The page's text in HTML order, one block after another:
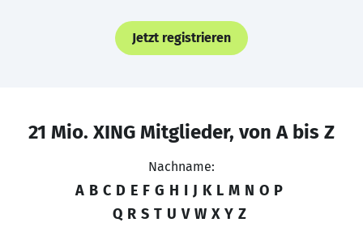
Jetzt registrieren
21 Mio. XING Mitglieder, von A bis Z
Nachname:
A B C D E F G H I J K L M N O P
Q R S T U V W X Y Z